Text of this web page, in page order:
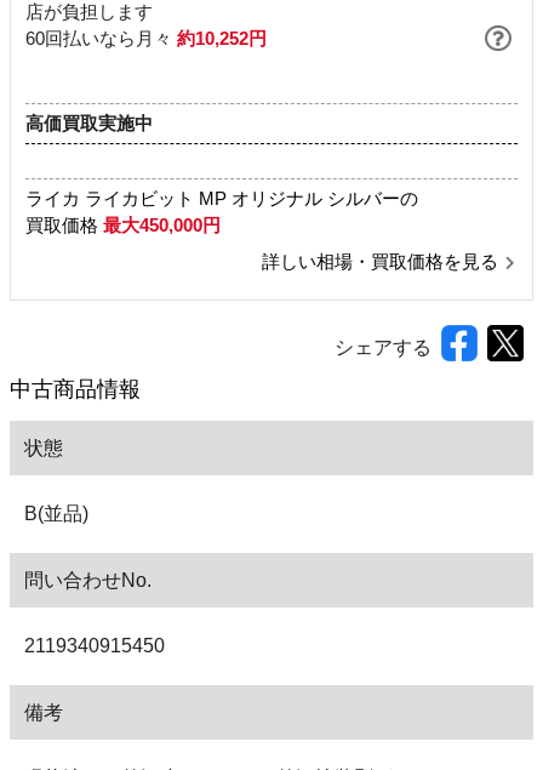
店が負担します
60回払いなら月々 約10,252円
高価買取実施中
ライカ ライカビット MP オリジナル シルバーの
買取価格 最大450,000円
詳しい相場・買取価格を見る
シェアする
中古商品情報
状態
B(並品)
問い合わせNo.
2119340915450
備考